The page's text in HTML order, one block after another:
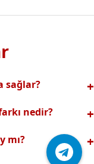
sağlar?
nedir?
sunuyoruz.
Daha
mı?
kolayca sipariş